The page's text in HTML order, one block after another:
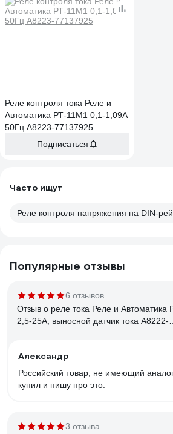
Реле контроля тока Реле и
Автоматика РТ-11М1 0,1-1,09А
50Гц A8223-77137925
Подписаться
Часто ищут
Реле контроля напряжения на DIN-
Популярные отзывы
6 отзывов
Отзыв о реле тока Реле и Автоматика
2,5-25А, выносной датчик тока A8222-
Александр
Российский товар, не имеющий
купил и пишу про это.
3 отзыва